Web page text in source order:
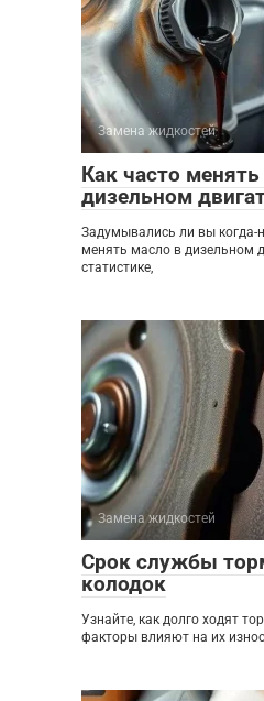
Замена жидкостей
Как часто
дизельном
Задумывались ли вы когда-
менять масло в дизельном
статистике,
Замена жидкостей
Срок службы
колодок
Узнайте, как долго ходят
факторы влияют на их